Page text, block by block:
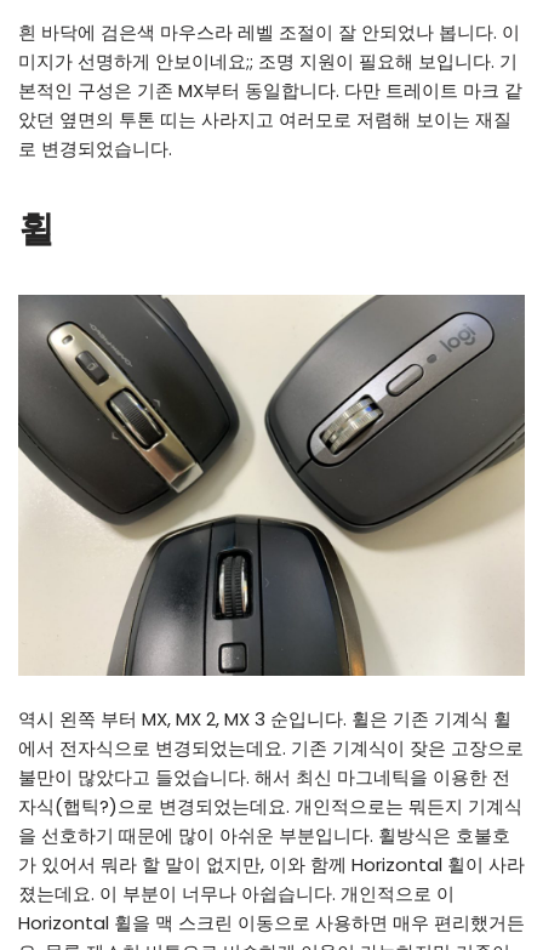
흰 바닥에 검은색 마우스라 레벨 조절이 잘 안되었나 봅니다. 이
미지가 선명하게 안보이네요;; 조명 지원이 필요해 보입니다. 기
본적인 구성은 기존 MX부터 동일합니다. 다만 트레이트 마크 같
았던 옆면의 투톤 띠는 사라지고 여러모로 저렴해 보이는 재질
로 변경되었습니다.
휠
역시 왼쪽 부터 MX, MX 2, MX 3 순입니다. 휠은 기존 기계식 휠
에서 전자식으로 변경되었는데요. 기존 기계식이 잦은 고장으로
불만이 많았다고 들었습니다. 해서 최신 마그네틱을 이용한 전
자식(햅틱?)으로 변경되었는데요. 개인적으로는 뭐든지 기계식
을 선호하기 때문에 많이 아쉬운 부분입니다. 휠방식은 호불호
가 있어서 뭐라 할 말이 없지만, 이와 함께 Horizontal 휠이 사라
졌는데요. 이 부분이 너무나 아쉽습니다. 개인적으로 이
Horizontal 휠을 맥 스크린 이동으로 사용하면 매우 편리했거든